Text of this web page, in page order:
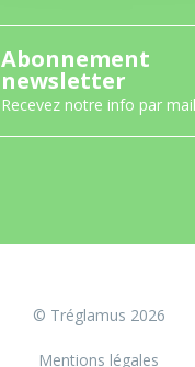
Abonnement
newsletter
Recevez notre info par mail
© Tréglamus 2026
Mentions légales